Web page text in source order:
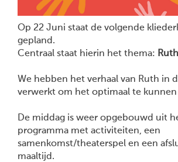
Op 22 Juni staat de volgende
gepland.
Centraal staat hierin het thema: Ruth
We hebben het verhaal van Ruth in
verwerkt om het optimaal te kunnen
De middag is weer opgebouwd uit
programma met activiteiten, een
samenkomst/theaterspel en een
maaltijd.